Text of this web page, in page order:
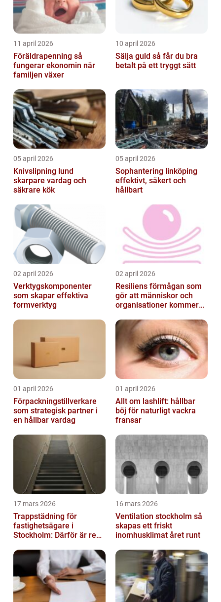
11 april 2026
Föräldrapenning så
fungerar ekonomin när
familjen växer
10 april 2026
Sälja guld så får du bra
betalt på ett tryggt sätt
05 april 2026
Knivslipning lund
skarpare vardag och
säkrare kök
05 april 2026
Sophantering linköping
effektivt, säkert och
hållbart
02 april 2026
Verktygskomponenter
som skapar effektiva
formverktyg
02 april 2026
Resiliens förmågan som
gör att människor och
organisationer kommer
01 april 2026
Förpackningstillverkare
som strategisk partner i
en hållbar vardag
01 april 2026
Allt om lashlift: hållbar
böj för naturligt vackra
fransar
17 mars 2026
Trappstädning för
fastighetsägare i
Stockholm: Därför är rena
investering
16 mars 2026
Ventilation stockholm så
skapas ett friskt
inomhusklimat året runt